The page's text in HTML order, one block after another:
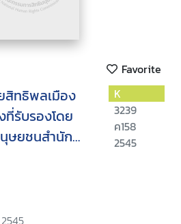
Favorite
สิทธิพลเมือง
ที่รับรองโดย
ษยชนสำนัก
ษยชน แห่ง
K
3239
ค158
2545